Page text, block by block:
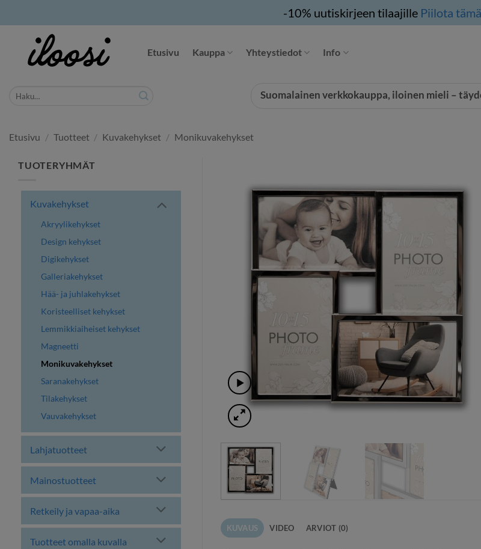
-10% uutiskirjeen tilaajille Piilota
sisältöön
Etusivu Kauppa Yhteystiedot Info
Suomalainen verkkokauppa, iloinen mieli –
Etusivu / Tuotteet / Kuvakehykset / Monikuvakehykset
TUOTERYHMÄT
Kuvakehykset
Akryylikehykset
Design kehykset
Digikehykset
Galleriakehykset
Hää- ja juhlakehykset
Koristeelliset kehykset
Lemmikkiaiheiset kehykset
Magneetti
Monikuvakehykset
Saranakehykset
Tilakehykset
Vauvakehykset
Lahjatuotteet
Mainostuotteet
Retkeily ja vapaa-aika
Tuotteet omalla kuvalla
KUVAUS VIDEO ARVIOT (0)